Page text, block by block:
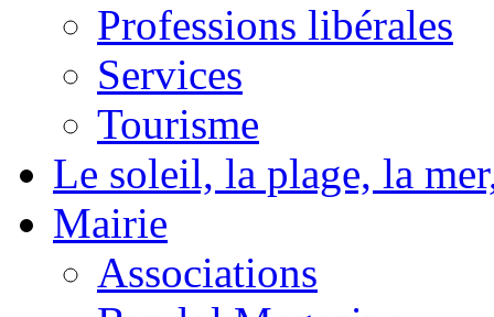
Professions libérales
Services
Tourisme
Le soleil, la plage, la
Mairie
Associations